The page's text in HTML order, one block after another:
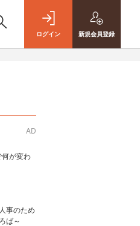
ログイン 新規会員登録
AD
何が変わ
事のため
ば～